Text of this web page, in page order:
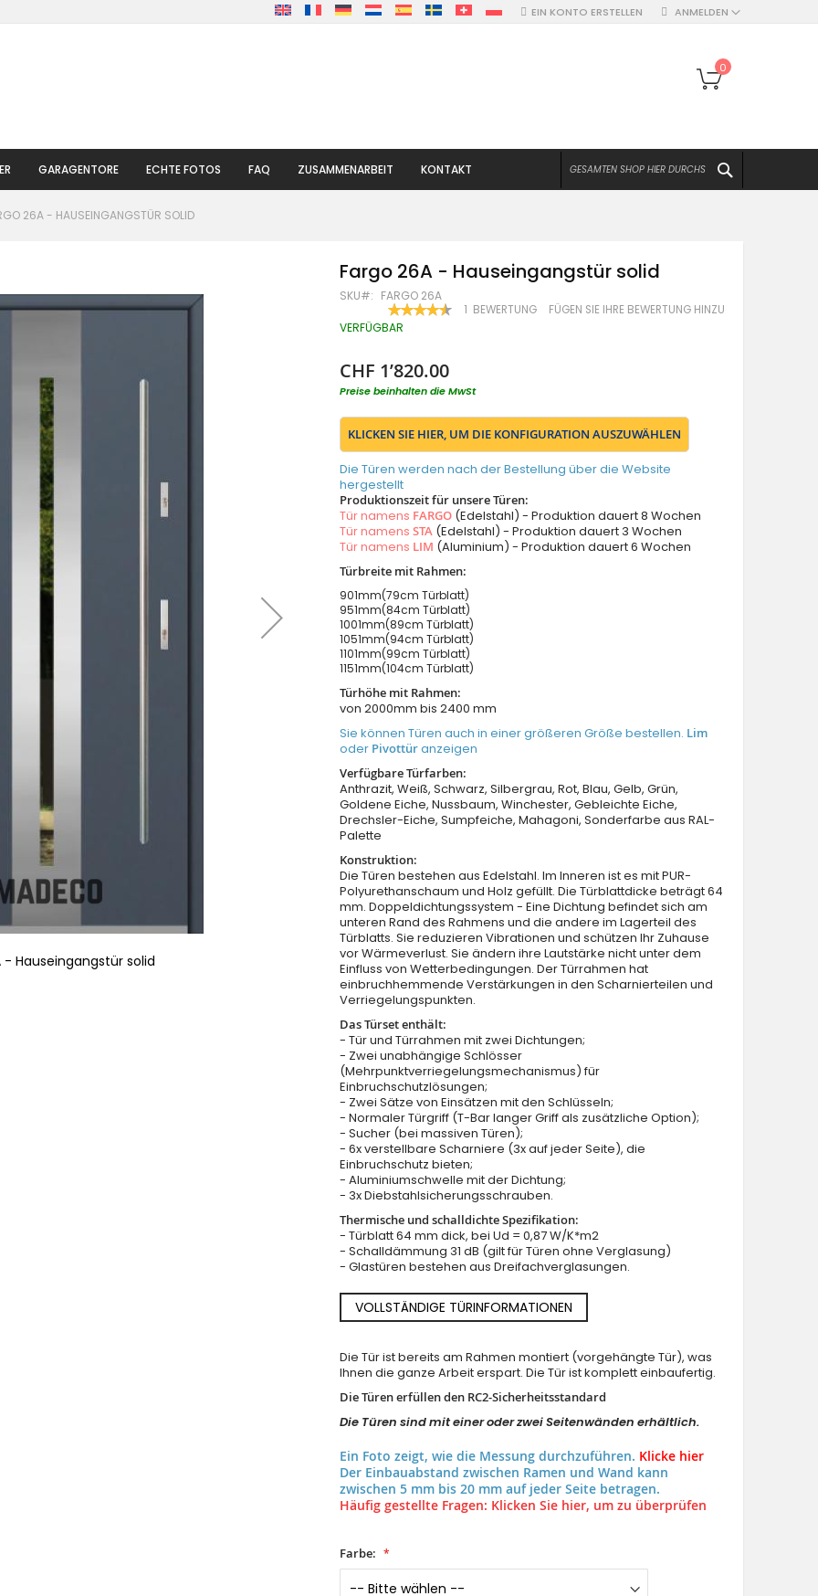
ANMELDEN
EIN KONTO ERSTELLEN
Mein
0
GARAGENTORE ECHTE FOTOS FAQ ZUSAMMENARBEIT KONTAKT
26A - HAUSEINGANGSTÜR SOLID
- Hauseingangstür solid Fargo 26A - Hauseingangstür solid
Fargo 26A - Hauseingangstür solid
SKU FARGO 26A
BEWERTUNG:
90
% OF 100
1 BEWERTUNG FÜGEN SIE IHRE BEWERTUNG HINZU
VERFÜGBAR
CHF 1’820.00
Preise beinhalten die MwSt
KLICKEN SIE HIER, UM DIE KONFIGURATION AUSZUWÄHLEN
Die Türen werden nach der Bestellung über die Website
hergestellt
Produktionszeit für unsere Türen:
Tür namens FARGO (Edelstahl) - Produktion dauert 8 Wochen
Tür namensSTA (Edelstahl) - Produktion dauert 3 Wochen
Tür namens LIM (Aluminium) - Produktion dauert 6 Wochen
Türbreite mit Rahmen:
901mm(79cm Türblatt)
951mm(84cm Türblatt)
1001mm(89cm Türblatt)
1051mm(94cm Türblatt)
1101mm(99cm Türblatt)
1151mm(104cm Türblatt)
Türhöhe mit Rahmen:
von 2000mm bis 2400 mm
Sie können Türen auch in einer größeren Größe bestellen. Lim
oder Pivottüranzeigen
Verfügbare Türfarben:
Anthrazit, Weiß, Schwarz, Silbergrau, Rot, Blau, Gelb, Grün,
Goldene Eiche, Nussbaum, Winchester, Gebleichte Eiche,
Drechsler-Eiche, Sumpfeiche, Mahagoni, Sonderfarbe aus RAL-
Palette
Konstruktion:
Die Türen bestehen aus Edelstahl. Im Inneren ist es mit PUR-
Polyurethanschaum und Holz gefüllt. Die Türblattdicke beträgt 64
mm. Doppeldichtungssystem - Eine Dichtung befindet sich am
unteren Rand des Rahmens und die andere im Lagerteil des
Türblatts. Sie reduzieren Vibrationen und schützen Ihr Zuhause
vor Wärmeverlust. Sie ändern ihre Lautstärke nicht unter dem
Einfluss von Wetterbedingungen. Der Türrahmen hat
einbruchhemmende Verstärkungen in den Scharnierteilen und
Verriegelungspunkten.
Das Türset enthält:
- Tür und Türrahmen mit zwei Dichtungen;
- Zwei unabhängige Schlösser
(Mehrpunktverriegelungsmechanismus) für
Einbruchschutzlösungen;
- Zwei Sätze von Einsätzen mit den Schlüsseln;
- Normaler Türgriff (T-Bar langer Griff als zusätzliche Option);
- Sucher (bei massiven Türen);
- 6x verstellbare Scharniere (3x auf jeder Seite), die
Einbruchschutz bieten;
- Aluminiumschwelle mit der Dichtung;
- 3x Diebstahlsicherungsschrauben.
Thermische und schalldichte Spezifikation:
- Türblatt 64 mm dick, bei Ud = 0,87 W/K*m2
- Schalldämmung 31 dB (gilt für Türen ohne Verglasung)
- Glastüren bestehen aus Dreifachverglasungen.
VOLLSTÄNDIGE TÜRINFORMATIONEN
Die Tür ist bereits am Rahmen montiert (vorgehängte Tür), was
Ihnen die ganze Arbeit erspart. Die Tür ist komplett einbaufertig.
Die Türen erfüllen den RC2-Sicherheitsstandard
Die Türen sind mit einer oder zwei Seitenwänden erhältlich.
Ein Foto zeigt, wie die Messung durchzuführen. Klicke hier
Der Einbauabstand zwischen Ramen und Wand kann
zwischen 5 mm bis 20 mm auf jeder Seite betragen.
Häufig gestellte Fragen: Klicken Sie hier, um zu überprüfen
Farbe: